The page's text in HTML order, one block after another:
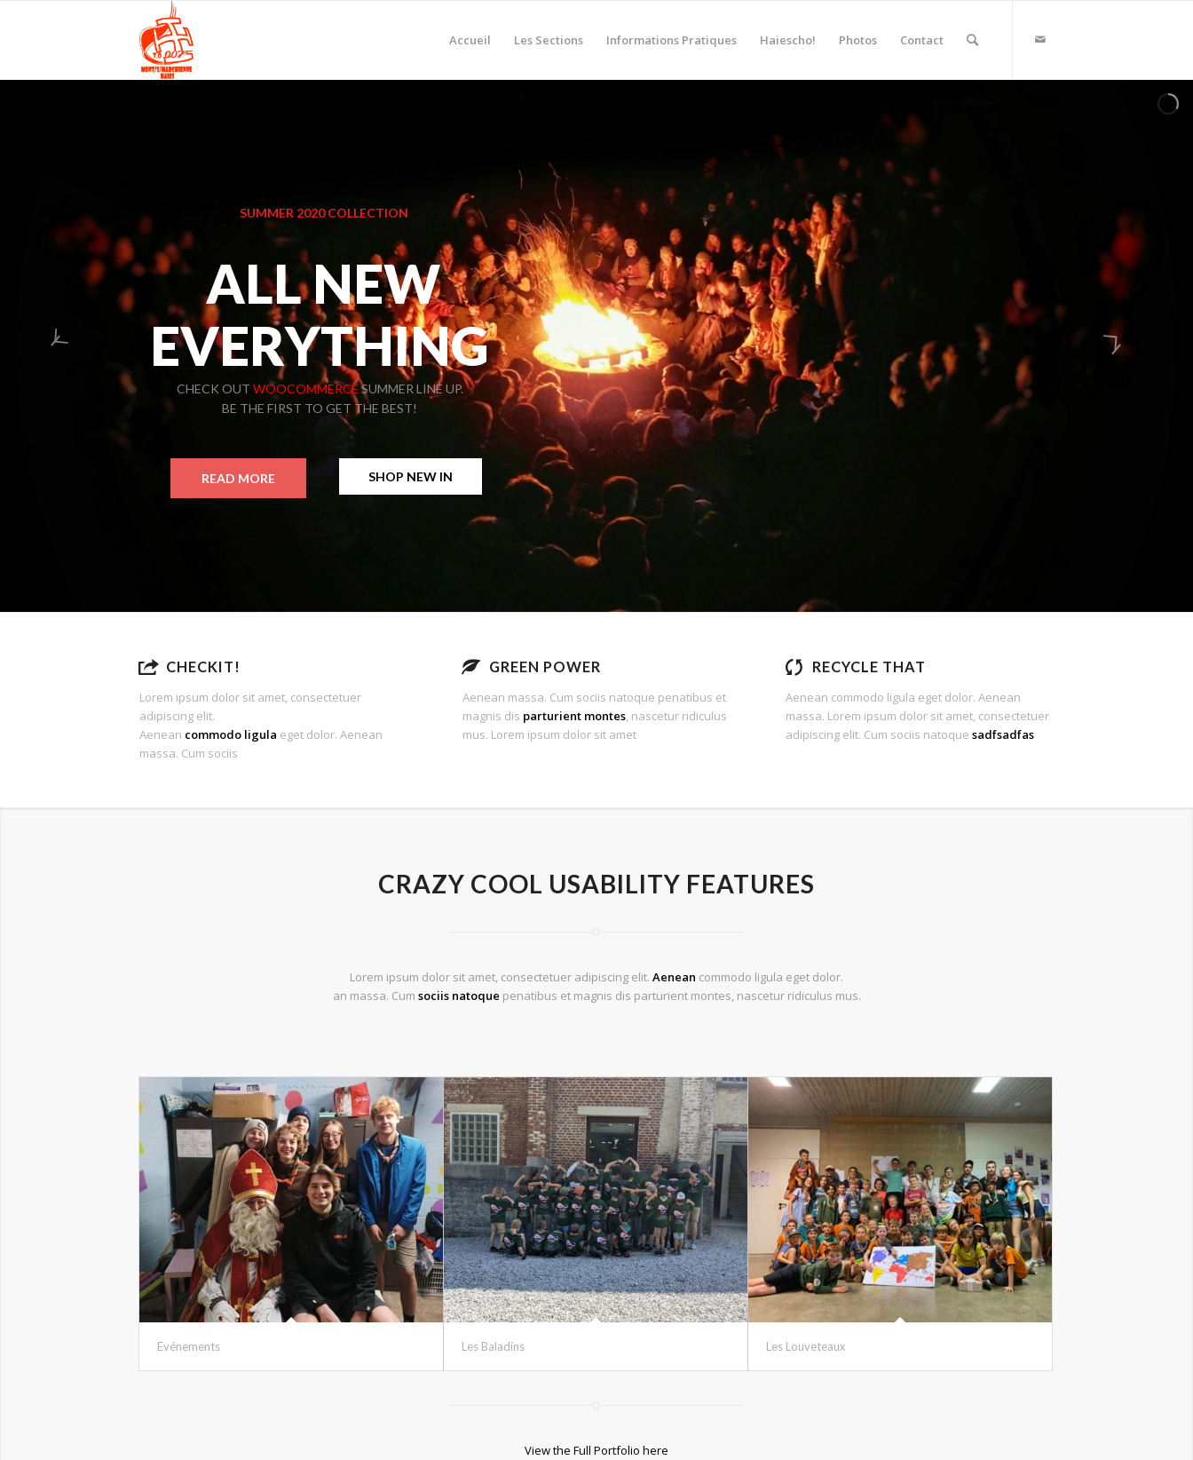
Accueil Les Sections Informations Pratiques Haiescho! Photos Contact
NEW PRINT
DIRECTION
SUMMER 2020 COLLECTION
CHECK OUTWOOCOMMERCESUMMER LINE UP.
BE THE FIRST TO GET THE BEST!
CHECKIT!
Lorem ipsum dolor sit amet, consectetuer
adipiscing elit.
Aenean commodo ligula eget dolor. Aenean
massa. Cum sociis
GREEN POWER
Aenean massa. Cum sociis natoque penatibus et
magnis dis parturient montes, nascetur ridiculus
mus. Lorem ipsum dolor sit amet
RECYCLE THAT
Aenean commodo ligula eget dolor. Aenean
massa. Lorem ipsum dolor sit amet, consectetuer
adipiscing elit. Cum sociis natoque sadfsadfas
CRAZY COOL USABILITY FEATURES
Lorem ipsum dolor sit amet, consectetuer adipiscing elit. Aenean commodo ligula eget dolor.
an massa. Cum sociis natoque penatibus et magnis dis parturient montes, nascetur ridiculus mus.
Evénements Les Baladins Les Louveteaux
View the Full Portfolio here